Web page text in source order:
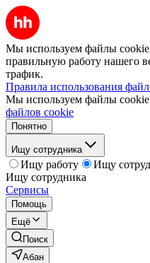
Мы используем файлы
правильную работу нашего
трафик.
Правила использования
Мы используем файлы
файлов cookie
Понятно
Ищу сотрудника
Ищу работу
Ищу
Ищу сотрудника
Сервисы
Помощь
Ещё
Поиск
Абан